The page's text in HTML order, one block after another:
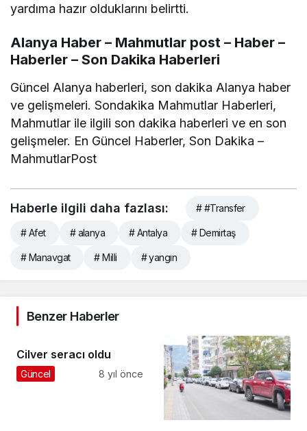
yardıma hazır olduklarını belirtti.
Alanya Haber – Mahmutlar post – Haber –
Haberler – Son Dakika Haberleri
Güncel Alanya haberleri, son dakika Alanya haber
ve gelişmeleri. Sondakika Mahmutlar Haberleri,
Mahmutlar ile ilgili son dakika haberleri ve en son
gelişmeler. En Güncel Haberler, Son Dakika –
MahmutlarPost
Haberle ilgili daha fazlası: # #Transfer
# Afet # alanya # Antalya # Demirtaş
# Manavgat # Milli # yangın
Benzer Haberler
Cilver seracı oldu
Güncel 8 yıl önce